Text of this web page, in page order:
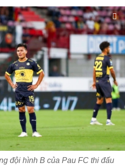
đội hình B của Pau FC thi đấu